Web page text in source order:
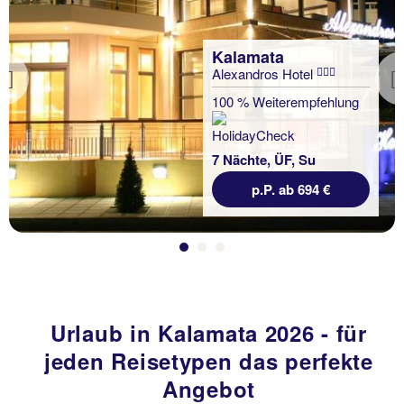
Previous
Kalamata
Alexandros Hotel
100 % Weiterempfehlung
7 Nächte, ÜF, Su
p.P. ab 694 €
Urlaub in Kalamata 2026 - für
jeden Reisetypen das perfekte
Angebot